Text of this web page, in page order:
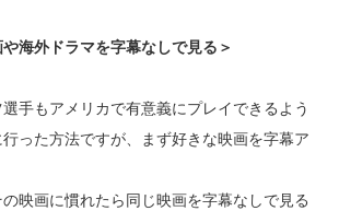
海外ドラマを字幕なしで見る＞
手もアメリカで有意義にプレイできるよう
った方法ですが、まず好きな映画を字幕ア
映画に慣れたら同じ映画を字幕なしで見る